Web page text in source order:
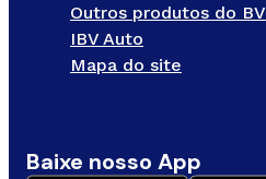
Outros produtos do BV
IBV Auto
Mapa do site
Baixe nosso App